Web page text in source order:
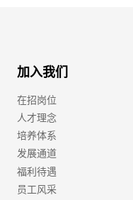
加入我们
在招岗位
人才理念
培养体系
发展通道
福利待遇
员工风采